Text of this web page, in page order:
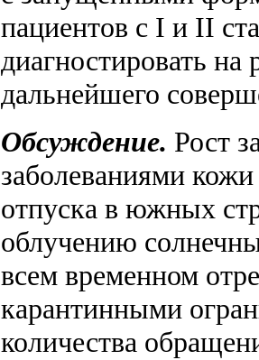
пациентов с I и II
диагностировать
дальнейшего
Обсуждение. Рост
заболеваниями
отпуска в южных
облучению
всем временном
карантинными
количества